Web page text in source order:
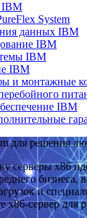
IBM
System
данных IBM
IBM
IBM
IBM
и монтажные
IBM
для решения
серверы x86
бизнеса,
и
сервер для